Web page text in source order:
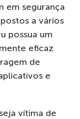
em segurança
a vários
possua um
eficaz
de
e
vítima de